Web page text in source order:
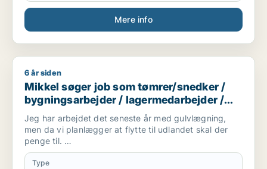
Mere info
Mikkel søger job som tømrer/snedker / bygningsarbejder
6 år siden
Mikkel søger job som tømrer/snedker /
bygningsarbejder / lagermedarbejder /
fritids medarbejder / ufaglært
Jeg har arbejdet det seneste år med gulvlægning,
men da vi planlægger at flytte til udlandet skal der
penge til.
Derfor søger jeg deltid/fuldtid indtil det hele er på
Type